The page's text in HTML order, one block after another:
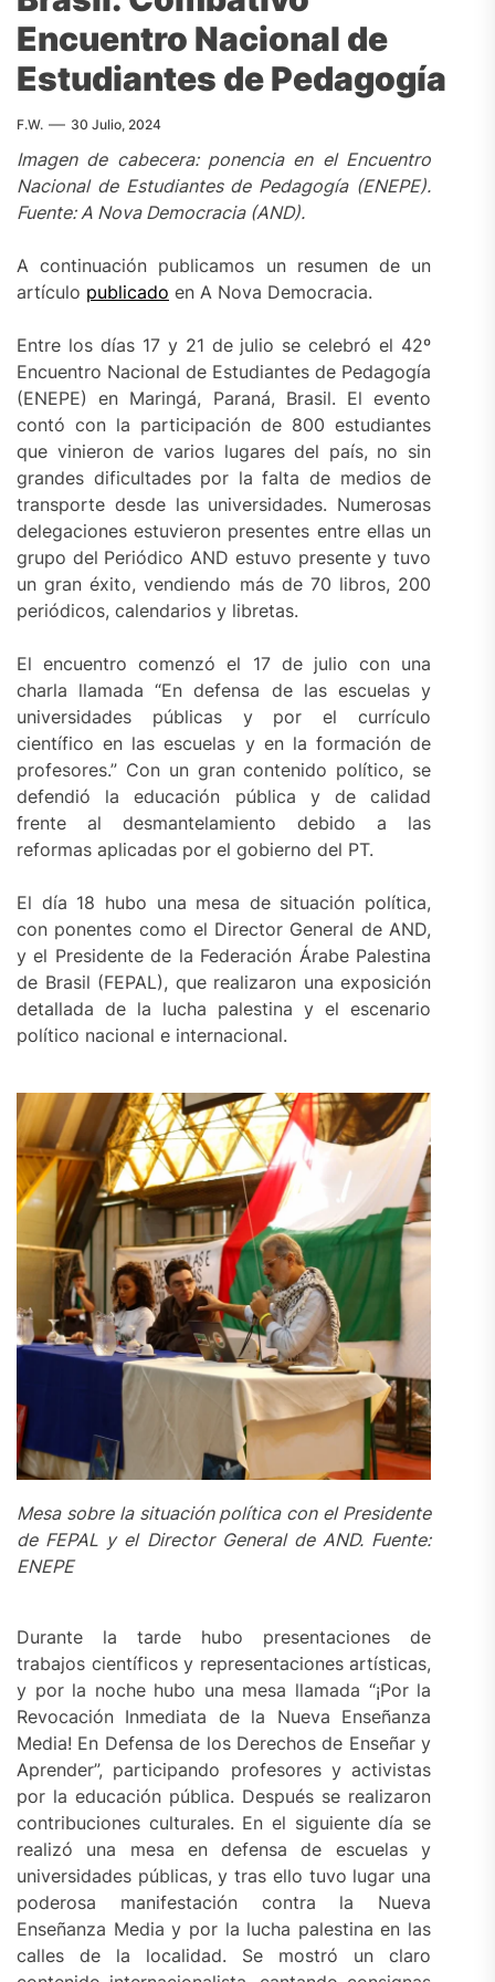
Encuentro Nacional de
Estudiantes de Pedagogía
F.W. 30 Julio, 2024
Imagen de cabecera: ponencia en el Encuentro
Nacional de Estudiantes de Pedagogía (ENEPE).
Fuente: A Nova Democracia (AND).
A continuación publicamos un resumen de un
artículo publicado en A Nova Democracia.
Entre los días 17 y 21 de julio se celebró el 42º
Encuentro Nacional de Estudiantes de Pedagogía
(ENEPE) en Maringá, Paraná, Brasil. El evento
contó con la participación de 800 estudiantes
que vinieron de varios lugares del país, no sin
grandes dificultades por la falta de medios de
transporte desde las universidades. Numerosas
delegaciones estuvieron presentes entre ellas un
grupo del Periódico AND estuvo presente y tuvo
un gran éxito, vendiendo más de 70 libros, 200
periódicos, calendarios y libretas.
El encuentro comenzó el 17 de julio con una
charla llamada “En defensa de las escuelas y
universidades públicas y por el currículo
científico en las escuelas y en la formación de
profesores.” Con un gran contenido político, se
defendió la educación pública y de calidad
frente al desmantelamiento debido a las
reformas aplicadas por el gobierno del PT.
El día 18 hubo una mesa de situación política,
con ponentes como el Director General de AND,
y el Presidente de la Federación Árabe Palestina
de Brasil (FEPAL), que realizaron una exposición
detallada de la lucha palestina y el escenario
político nacional e internacional.
Mesa sobre la situación política con el Presidente
de FEPAL y el Director General de AND. Fuente:
ENEPE
Durante la tarde hubo presentaciones de
trabajos científicos y representaciones artísticas,
y por la noche hubo una mesa llamada “¡Por la
Revocación Inmediata de la Nueva Enseñanza
Media! En Defensa de los Derechos de Enseñar y
Aprender”, participando profesores y activistas
por la educación pública. Después se realizaron
contribuciones culturales. En el siguiente día se
realizó una mesa en defensa de escuelas y
universidades públicas, y tras ello tuvo lugar una
poderosa manifestación contra la Nueva
Enseñanza Media y por la lucha palestina en las
calles de la localidad. Se mostró un claro